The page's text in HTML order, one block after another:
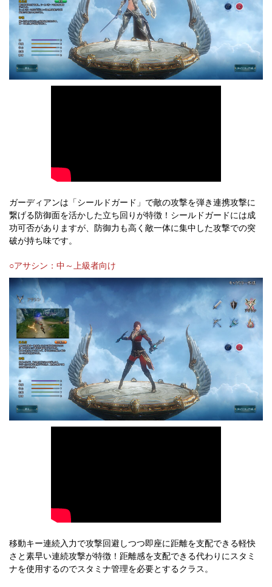
ガーディアンは「シールドガード」で敵の攻撃を弾き連携攻撃に
繋げる防御面を活かした立ち回りが特徴！シールドガードには成
功可否がありますが、防御力も高く敵一体に集中した攻撃での突
破が持ち味です。
○アサシン：中～上級者向け
移動キー連続入力で攻撃回避しつつ即座に距離を支配できる軽快
さと素早い連続攻撃が特徴！距離感を支配できる代わりにスタミ
ナを使用するのでスタミナ管理を必要とするクラス。